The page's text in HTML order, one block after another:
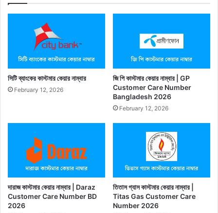
সিটি ব্যাংকের কাস্টমার কেয়ার নাম্বার
February 12, 2026
জি পি কাস্টমার কেয়ার নাম্বার | GP
Customer Care Number
Bangladesh 2026
February 12, 2026
দারাজ কাস্টমার কেয়ার নাম্বার | Daraz
Customer Care Number BD
2026
তিতাস গ্যাস কাস্টমার কেয়ার নাম্বার |
Titas Gas Customer Care
Number 2026